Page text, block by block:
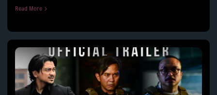
Read More